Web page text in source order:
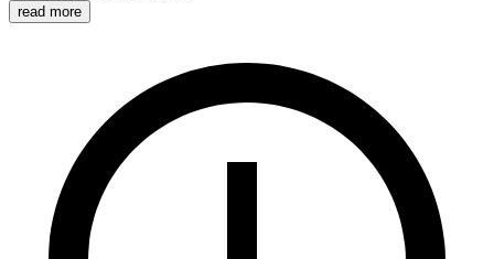
read more